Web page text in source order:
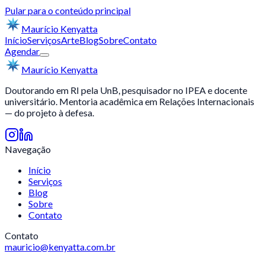
Pular para o conteúdo principal
Maurício Kenyatta
InícioServiçosArteBlogSobreContato
Agendar
Maurício Kenyatta
Doutorando em RI pela UnB, pesquisador no IPEA e docente
universitário. Mentoria acadêmica em Relações Internacionais
— do projeto à defesa.
Navegação
Início
Serviços
Blog
Sobre
Contato
Contato
mauricio@kenyatta.com.br